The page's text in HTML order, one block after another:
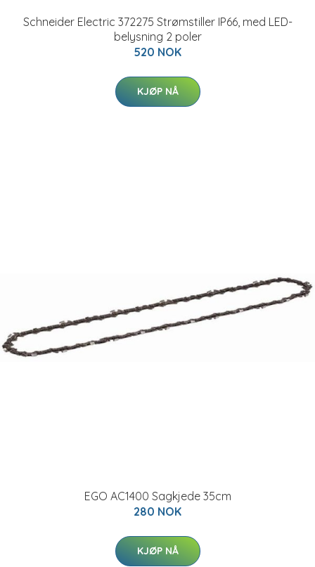
Schneider Electric 372275 Strømstiller IP66, med LED-
belysning 2 poler
520 NOK
KJØP NÅ
EGO AC1400 Sagkjede 35cm
280 NOK
KJØP NÅ